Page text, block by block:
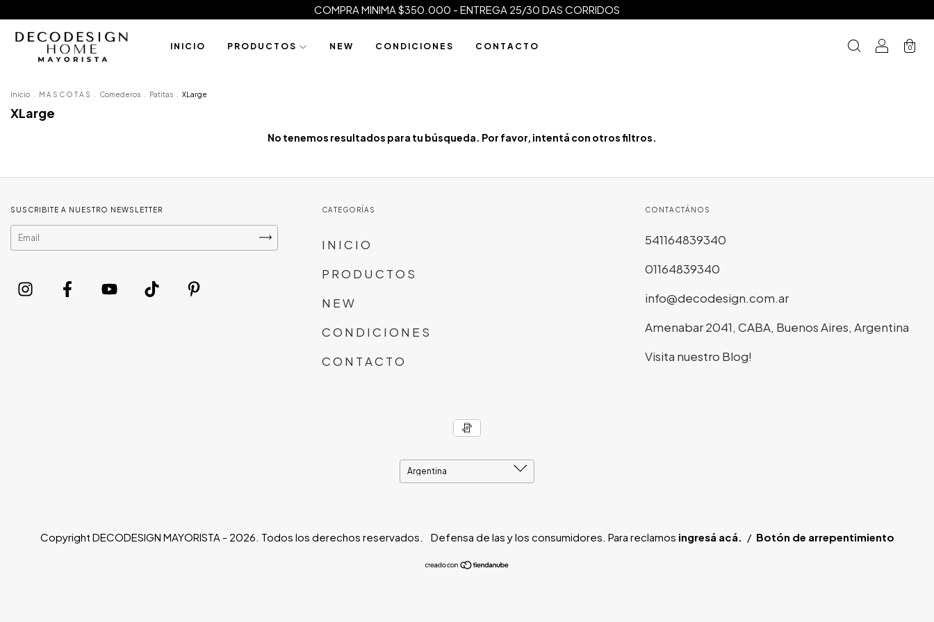
COMPRA MINIMA $350.000 - ENTREGA 25/30 DAS CORRIDOS
I N I C I O P R O D U C T O S N E W C O N D I C I O N E S C O N T A C T O 0
Inicio M A S C O T A S Comederos Patitas XLarge
XLarge
No tenemos resultados para tu búsqueda. Por favor, intentá con otros filtros.
SUSCRIBITE A NUESTRO NEWSLETTER CATEGORÍAS
I N I C I O
P R O D U C T O S
N E W
C O N D I C I O N E S
C O N T A C T O
CONTACTÁNOS
541164839340
01164839340
info@decodesign.com.ar
Amenabar 2041, CABA, Buenos Aires, Argentina
Visita nuestro Blog!
Copyright DECODESIGN MAYORISTA - 2026. Todos los derechos reservados. Defensa de las y los consumidores. Para reclamos ingresá acá. / Botón de arrepentimiento